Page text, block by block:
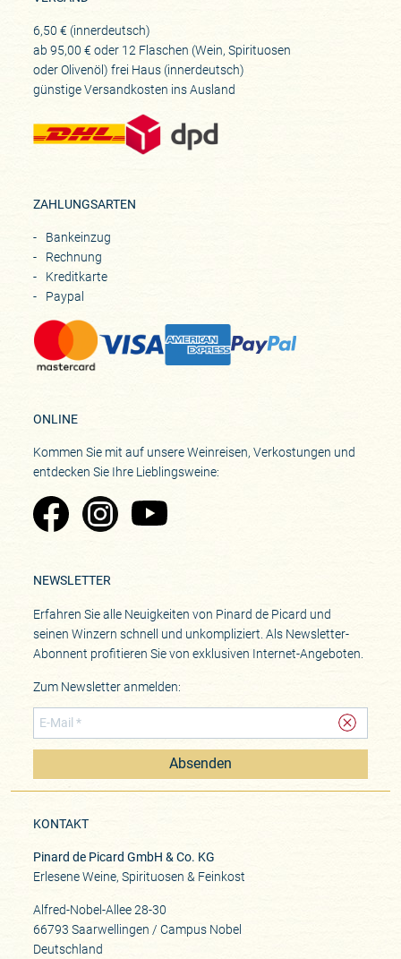
6,50 € (innerdeutsch)
ab 95,00 € oder 12 Flaschen (Wein, Spirituosen
oder Olivenöl) frei Haus (innerdeutsch)
günstige Versandkosten ins Ausland
ZAHLUNGSARTEN
Bankeinzug
Rechnung
Kreditkarte
Paypal
ONLINE
Kommen Sie mit auf unsere Weinreisen, Verkostungen und
entdecken Sie Ihre Lieblingsweine:
Zu Pinard's Facebook-Seite
Zu Pinard's Instagram-Seite
Zu Pinard's YouTube-Seite
NEWSLETTER
Erfahren Sie alle Neuigkeiten von Pinard de Picard und
seinen Winzern schnell und unkompliziert. Als Newsletter-
Abonnent profitieren Sie von exklusiven Internet-Angeboten.
Zum Newsletter anmelden:
Absenden
KONTAKT
Pinard de Picard GmbH & Co. KG
Erlesene Weine, Spirituosen & Feinkost
Alfred-Nobel-Allee 28-30
66793 Saarwellingen / Campus Nobel
Deutschland